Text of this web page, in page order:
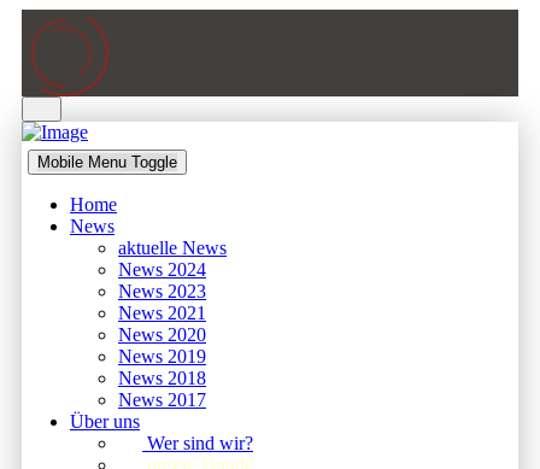
Mobile Menu Toggle
Home
News
aktuelle News
News 2024
News 2023
News 2021
News 2020
News 2019
News 2018
News 2017
Über uns
Wer sind wir?
unsere Hunde